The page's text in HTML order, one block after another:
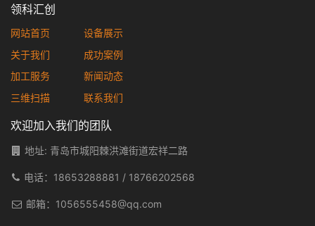
领科汇创
网站首页
关于我们
加工服务
三维扫描
设备展示
成功案例
新闻动态
联系我们
欢迎加入我们的团队
地址: 青岛市城阳棘洪滩街道宏祥二路
电话： 18653288881 / 18766202568
邮箱： 1056555458@qq.com